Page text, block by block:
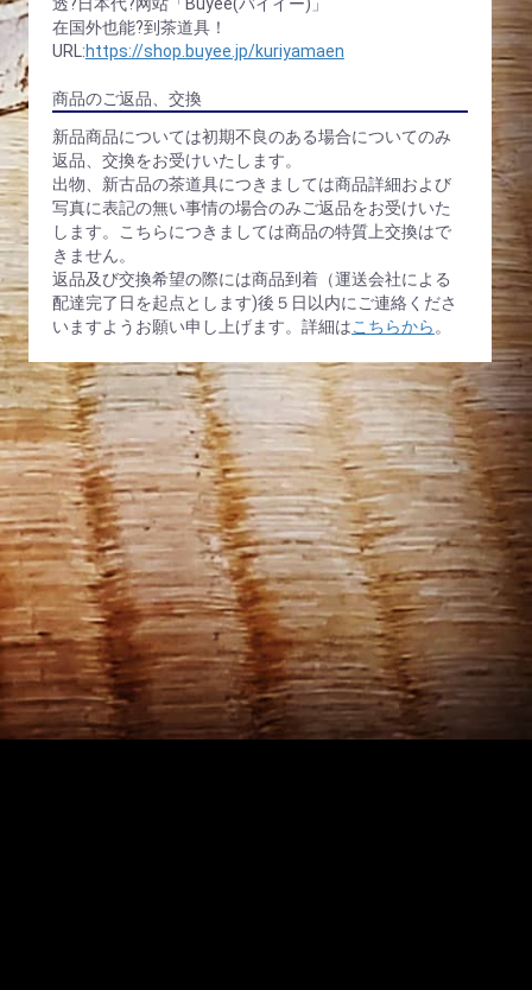
在国外也能?到茶道具！
URL:https://shop.buyee.jp/kuriyamaen
商品のご返品、交換
新品商品については初期不良のある場合についてのみ
返品、交換をお受けいたします。
出物、新古品の茶道具につきましては商品詳細および
写真に表記の無い事情の場合のみご返品をお受けいた
します。こちらにつきましては商品の特質上交換はで
きません。
返品及び交換希望の際には商品到着（運送会社による
配達完了日を起点とします)後５日以内にご連絡くださ
いますようお願い申し上げます。詳細はこちらから 。